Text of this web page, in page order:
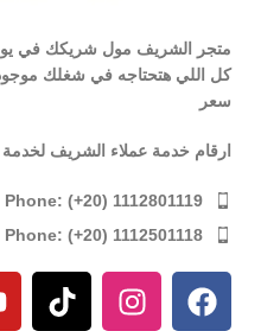
متجر الشريف مول شريكك في
كل اللي هتحتاجه في شغلك
سعر
ارقام خدمة عملاء الشريف لخدمة
Phone: (+20) 1112801119
Phone: (+20) 1112501118